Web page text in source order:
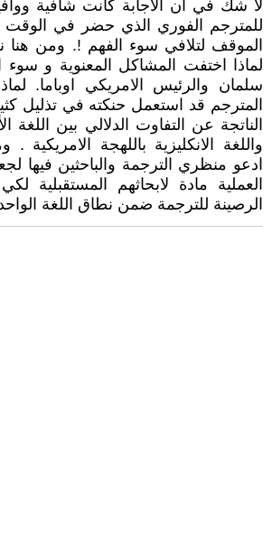
لا شك في ان الاجابة كانت شافية
للمترجم الفوري الذي حضر في الوقت
الموقف لتلافي سوء الفهم !. ومن هنا
لماذا اختفت المشاكل المعنوية و سوء
سلمان والرئيس الامريكي اوباما.
المترجم قد استعمل حنكته في تذليل
الناتجة عن التفاوت الدلالي بين اللغة
واللغة الانكليزية باللهجة الامريكية
ادعو منظري الترجمة والباحثين فيها
العملية مادة لابحاثهم المستقبلية
الرصينة للترجمة ضمن نطاق اللغة